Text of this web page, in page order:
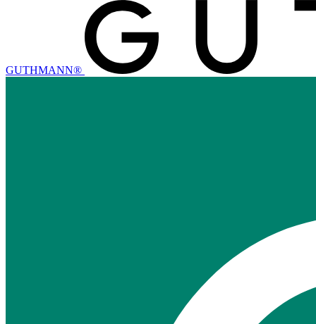
GUTHMANN®